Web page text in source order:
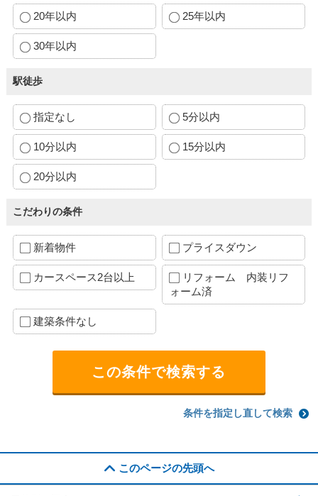
20年以内 25年以内
30年以内
駅徒歩
指定なし 5分以内
10分以内 15分以内
20分以内
こだわりの条件
新着物件 プライスダウン
カースペース2台以上
リフォーム 内装リフ
ォーム済
建築条件なし
条件を指定し直して検索
このページの先頭へ